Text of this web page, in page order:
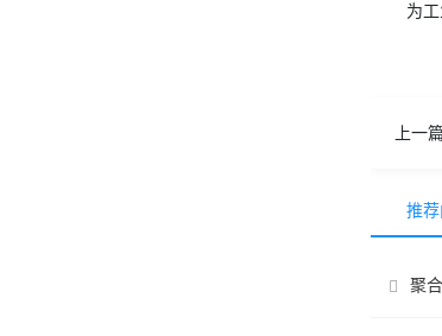
为
上一
推
聚